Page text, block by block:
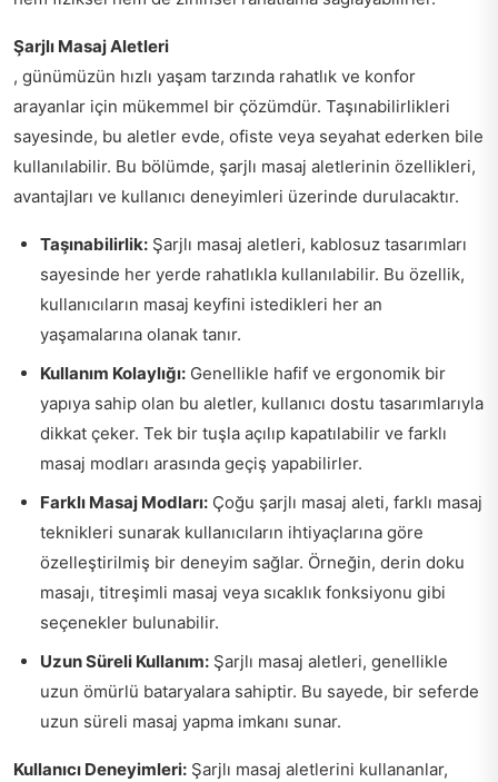
Şarjlı Masaj Aletleri
, günümüzün hızlı yaşam tarzında rahatlık ve konfor
arayanlar için mükemmel bir çözümdür. Taşınabilirlikleri
sayesinde, bu aletler evde, ofiste veya seyahat ederken bile
kullanılabilir. Bu bölümde, şarjlı masaj aletlerinin özellikleri,
avantajları ve kullanıcı deneyimleri üzerinde durulacaktır.
Taşınabilirlik: Şarjlı masaj aletleri, kablosuz tasarımları
sayesinde her yerde rahatlıkla kullanılabilir. Bu özellik,
kullanıcıların masaj keyfini istedikleri her an
yaşamalarına olanak tanır.
Kullanım Kolaylığı: Genellikle hafif ve ergonomik bir
yapıya sahip olan bu aletler, kullanıcı dostu tasarımlarıyla
dikkat çeker. Tek bir tuşla açılıp kapatılabilir ve farklı
masaj modları arasında geçiş yapabilirler.
Farklı Masaj Modları: Çoğu şarjlı masaj aleti, farklı masaj
teknikleri sunarak kullanıcıların ihtiyaçlarına göre
özelleştirilmiş bir deneyim sağlar. Örneğin, derin doku
masajı, titreşimli masaj veya sıcaklık fonksiyonu gibi
seçenekler bulunabilir.
Uzun Süreli Kullanım: Şarjlı masaj aletleri, genellikle
uzun ömürlü bataryalara sahiptir. Bu sayede, bir seferde
uzun süreli masaj yapma imkanı sunar.
Kullanıcı Deneyimleri: Şarjlı masaj aletlerini kullananlar,